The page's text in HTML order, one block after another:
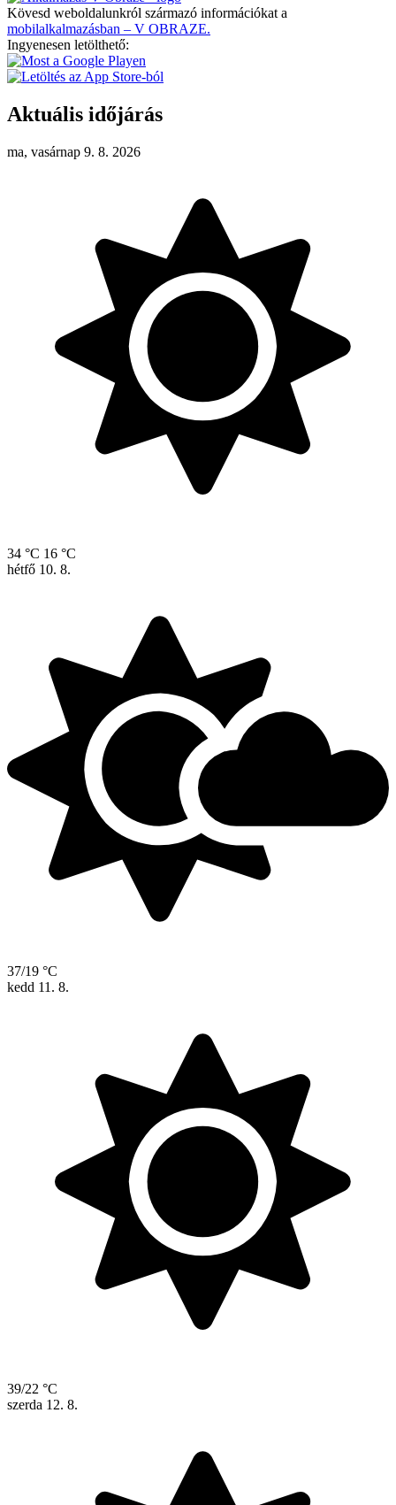
Kövesd weboldalunkról származó információkat a
mobilalkalmazásban – V OBRAZE.
Ingyenesen letölthető:
Aktuális időjárás
ma, vasárnap 9. 8. 2026
34 °C 16 °C
hétfő 10. 8.
37/19 °C
kedd 11. 8.
39/22 °C
szerda 12. 8.